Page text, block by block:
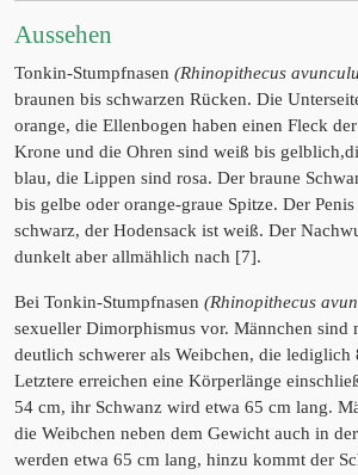
Aussehen
Tonkin-Stumpfnasen (Rhinopithecus
braunen bis schwarzen Rücken. Die
orange, die Ellenbogen haben einen Fleck
Krone und die Ohren sind weiß bis
blau, die Lippen sind rosa. Der braune
bis gelbe oder orange-graue Spitze. Der
schwarz, der Hodensack ist weiß. Der
dunkelt aber allmählich nach [7].
Bei Tonkin-Stumpfnasen (Rhinopithecus
sexueller Dimorphismus vor. Männchen sind
deutlich schwerer als Weibchen, die lediglich
Letztere erreichen eine Körperlänge
54 cm, ihr Schwanz wird etwa 65 cm lang.
die Weibchen neben dem Gewicht auch in
werden etwa 65 cm lang, hinzu kommt der